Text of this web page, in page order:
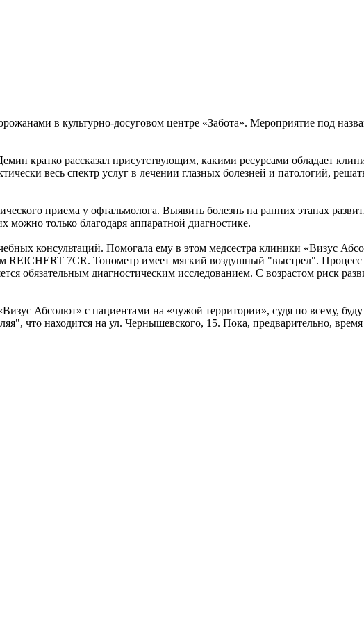
в культурно-досуговом центре «Забота». Мероприятие под
кратко рассказал присутствующим, какими ресурсами обладает
весь спектр услуг в лечении глазных болезней и патологий,
приема у офтальмолога. Выявить болезнь на ранних этапах
можно только благодаря аппаратной диагностике.
консультаций. Помогала ему в этом медсестра клиники «Визус
REICHERT 7CR. Тонометр имеет мягкий воздушный "выстрел".
обязательным диагностическим исследованием. С возрастом риск
Абсолют» с пациентами на «чужой территории», судя по всему,
что находится на ул. Чернышевского, 15. Пока, предварительно,